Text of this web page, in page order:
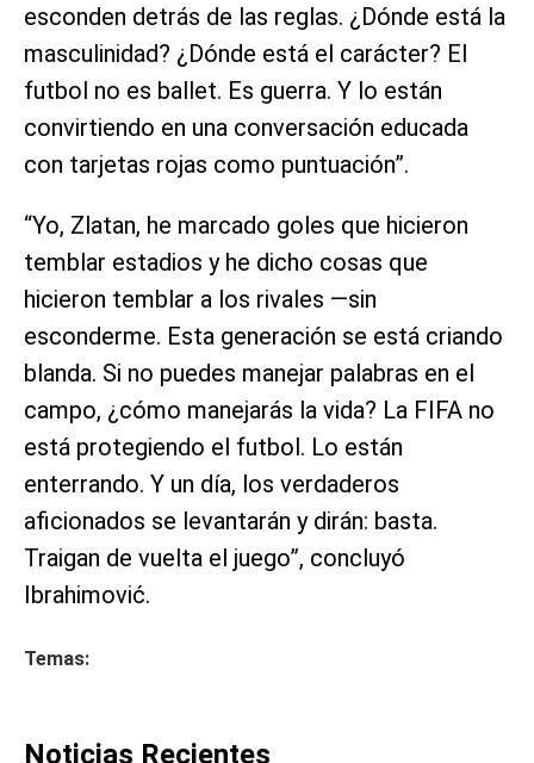
esconden detrás de las reglas. ¿Dónde está la
masculinidad? ¿Dónde está el carácter? El
futbol no es ballet. Es guerra. Y lo están
convirtiendo en una conversación educada
con tarjetas rojas como puntuación”.
“Yo, Zlatan, he marcado goles que hicieron
temblar estadios y he dicho cosas que
hicieron temblar a los rivales —sin
esconderme. Esta generación se está criando
blanda. Si no puedes manejar palabras en el
campo, ¿cómo manejarás la vida? La FIFA no
está protegiendo el futbol. Lo están
enterrando. Y un día, los verdaderos
aficionados se levantarán y dirán: basta.
Traigan de vuelta el juego”, concluyó
Ibrahimović.
Temas:
Noticias Recientes